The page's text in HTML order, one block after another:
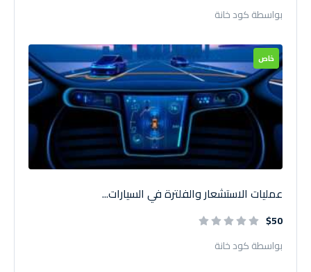
بواسطة كود خانة
خاص
عمليات الاستشعار والفلترة في السيارات...
$50
بواسطة كود خانة